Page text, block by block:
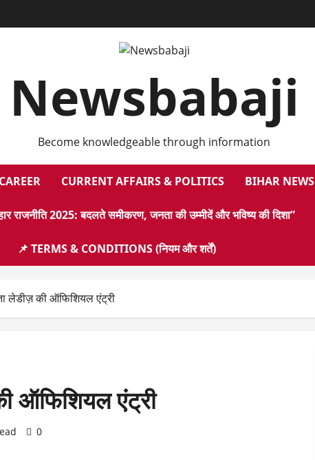
Newsbabaji
Become knowledgeable through information
CURRENT AFFAIRS & POLITICS BIHAR NEWS
राजनीति 2025: बदलते समीकरण, जनता की उम्मीदें और भविष्य की दिशा”
📌 TERMS & CONDITIONS (नियम और शर्तें)
लेडीज़ की ऑफिशियल एंट्री
ऑफिशियल एंट्री
0